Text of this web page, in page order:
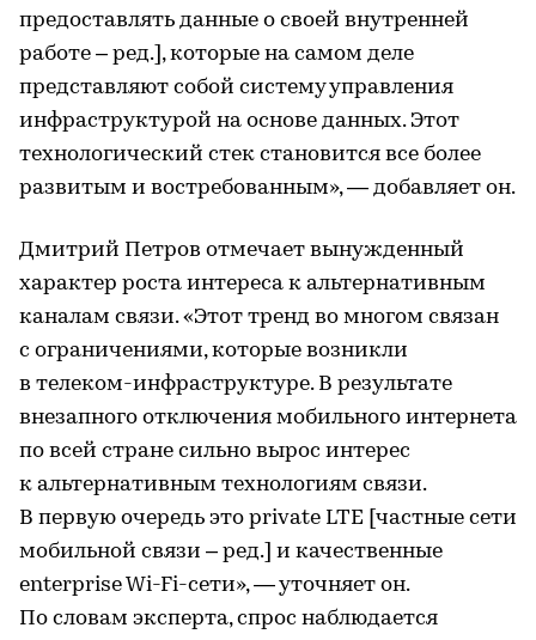
предоставлять данные о своей внутренней
работе – ред.], которые на самом деле
представляют собой систему управления
инфраструктурой на основе данных. Этот
технологический стек становится все более
развитым и востребованным», — добавляет он.
Дмитрий Петров отмечает вынужденный
характер роста интереса к альтернативным
каналам связи. «Этот тренд во многом связан
с ограничениями, которые возникли
в телеком-инфраструктуре. В результате
внезапного отключения мобильного интернета
по всей стране сильно вырос интерес
к альтернативным технологиям связи.
В первую очередь это private LTE [частные сети
мобильной связи – ред.] и качественные
enterprise Wi-Fi-сети», — уточняет он.
По словам эксперта, спрос наблюдается